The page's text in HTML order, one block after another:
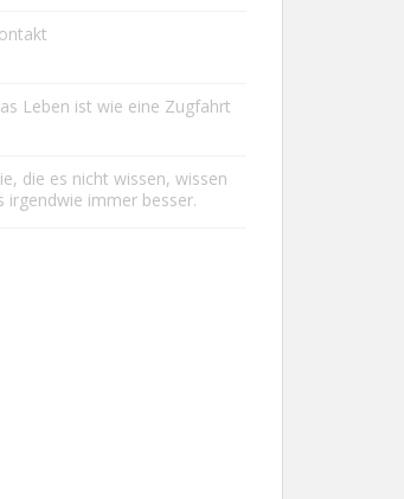
Leben ist wie eine Zugfahrt
die es nicht wissen, wissen
irgendwie immer besser.